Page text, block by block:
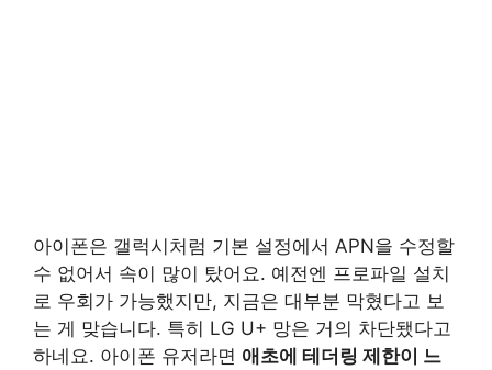
아이폰은 갤럭시처럼 기본 설정에서 APN을 수정할
수 없어서 속이 많이 탔어요. 예전엔 프로파일 설치
로 우회가 가능했지만, 지금은 대부분 막혔다고 보
는 게 맞습니다. 특히 LG U+ 망은 거의 차단됐다고
하네요. 아이폰 유저라면 애초에 테더링 제한이 느